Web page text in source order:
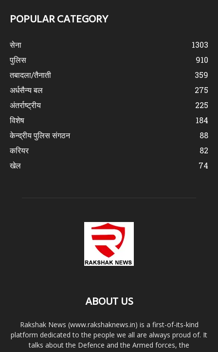
POPULAR CATEGORY
सेना
1303
पुलिस
910
तबादला/तैनाती
359
अर्धसैन्य बल
275
अंतर्राष्ट्रीय
225
विशेष
184
केन्द्रीय पुलिस संगठन
88
करियर
82
खेल
74
ABOUT US
Rakshak News (www.rakshaknews.in) is a first-of-its-kind
platform dedicated to the people we all are always proud of. It
talks about the Defence and the Armed forces, the